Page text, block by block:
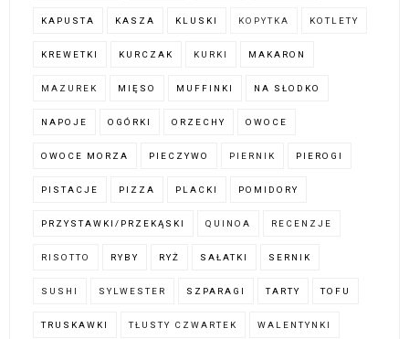
KAPUSTA KASZA KLUSKI KOPYTKA KOTLETY
KREWETKI KURCZAK KURKI MAKARON
MAZUREK MIĘSO MUFFINKI NA SŁODKO
NAPOJE OGÓRKI ORZECHY OWOCE
OWOCE MORZA PIECZYWO PIERNIK PIEROGI
PISTACJE PIZZA PLACKI POMIDORY
PRZYSTAWKI/PRZEKĄSKI QUINOA RECENZJE
RISOTTO RYBY RYŻ SAŁATKI SERNIK
SUSHI SYLWESTER SZPARAGI TARTY TOFU
TRUSKAWKI TŁUSTY CZWARTEK WALENTYNKI